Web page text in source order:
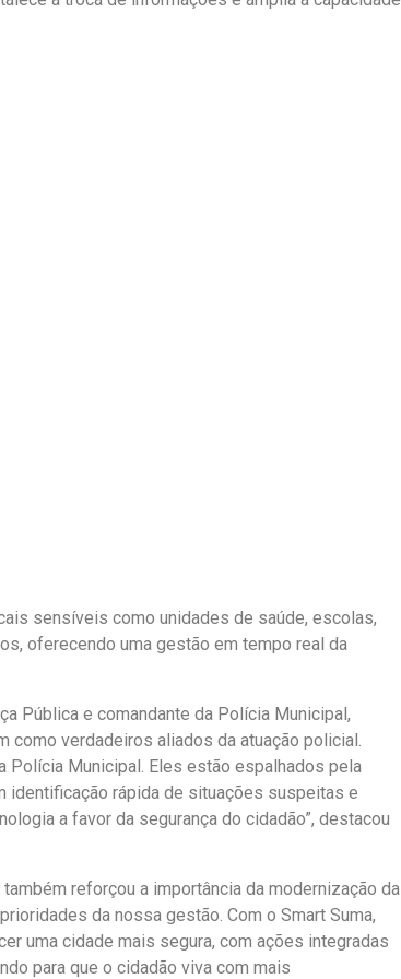
sensíveis como unidades de saúde, escolas,
oferecendo uma gestão em tempo real da
Pública e comandante da Polícia Municipal,
como verdadeiros aliados da atuação policial.
Polícia Municipal. Eles estão espalhados pela
identificação rápida de situações suspeitas e
a favor da segurança do cidadão”, destacou
reforçou a importância da modernização da
da nossa gestão. Com o Smart Suma,
uma cidade mais segura, com ações integradas
para que o cidadão viva com mais